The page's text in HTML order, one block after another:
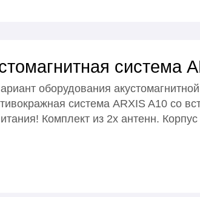
система
оборудования
система ARXIS A10 со
Комплект из 2х антенн.